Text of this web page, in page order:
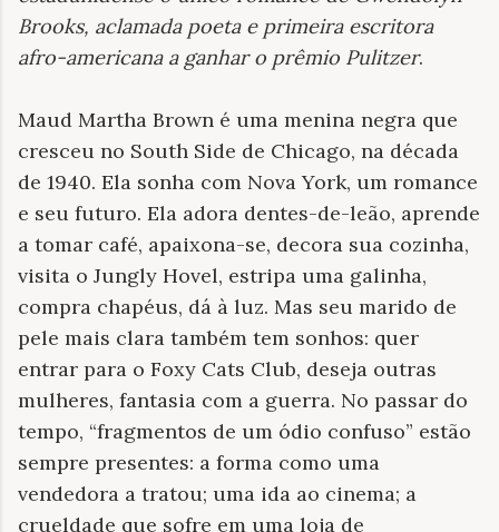
Brooks, aclamada poeta e primeira escritora
afro-americana a ganhar o prêmio Pulitzer.
Maud Martha Brown é uma menina negra que
cresceu no South Side de Chicago, na década
de 1940. Ela sonha com Nova York, um romance
e seu futuro. Ela adora dentes-de-leão, aprende
a tomar café, apaixona-se, decora sua cozinha,
visita o Jungly Hovel, estripa uma galinha,
compra chapéus, dá à luz. Mas seu marido de
pele mais clara também tem sonhos: quer
entrar para o Foxy Cats Club, deseja outras
mulheres, fantasia com a guerra. No passar do
tempo, “fragmentos de um ódio confuso” estão
sempre presentes: a forma como uma
vendedora a tratou; uma ida ao cinema; a
crueldade que sofre em uma loja de